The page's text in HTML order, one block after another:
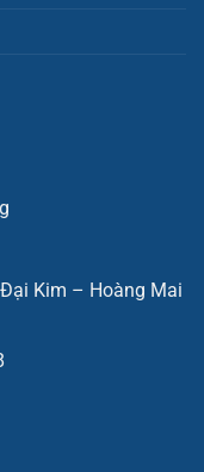
Kim – Hoàng Mai